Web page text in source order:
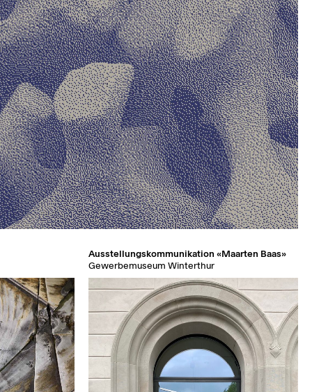
Ausstellungskommunikation «Maarten Baas»
Gewerbemuseum Winterthur